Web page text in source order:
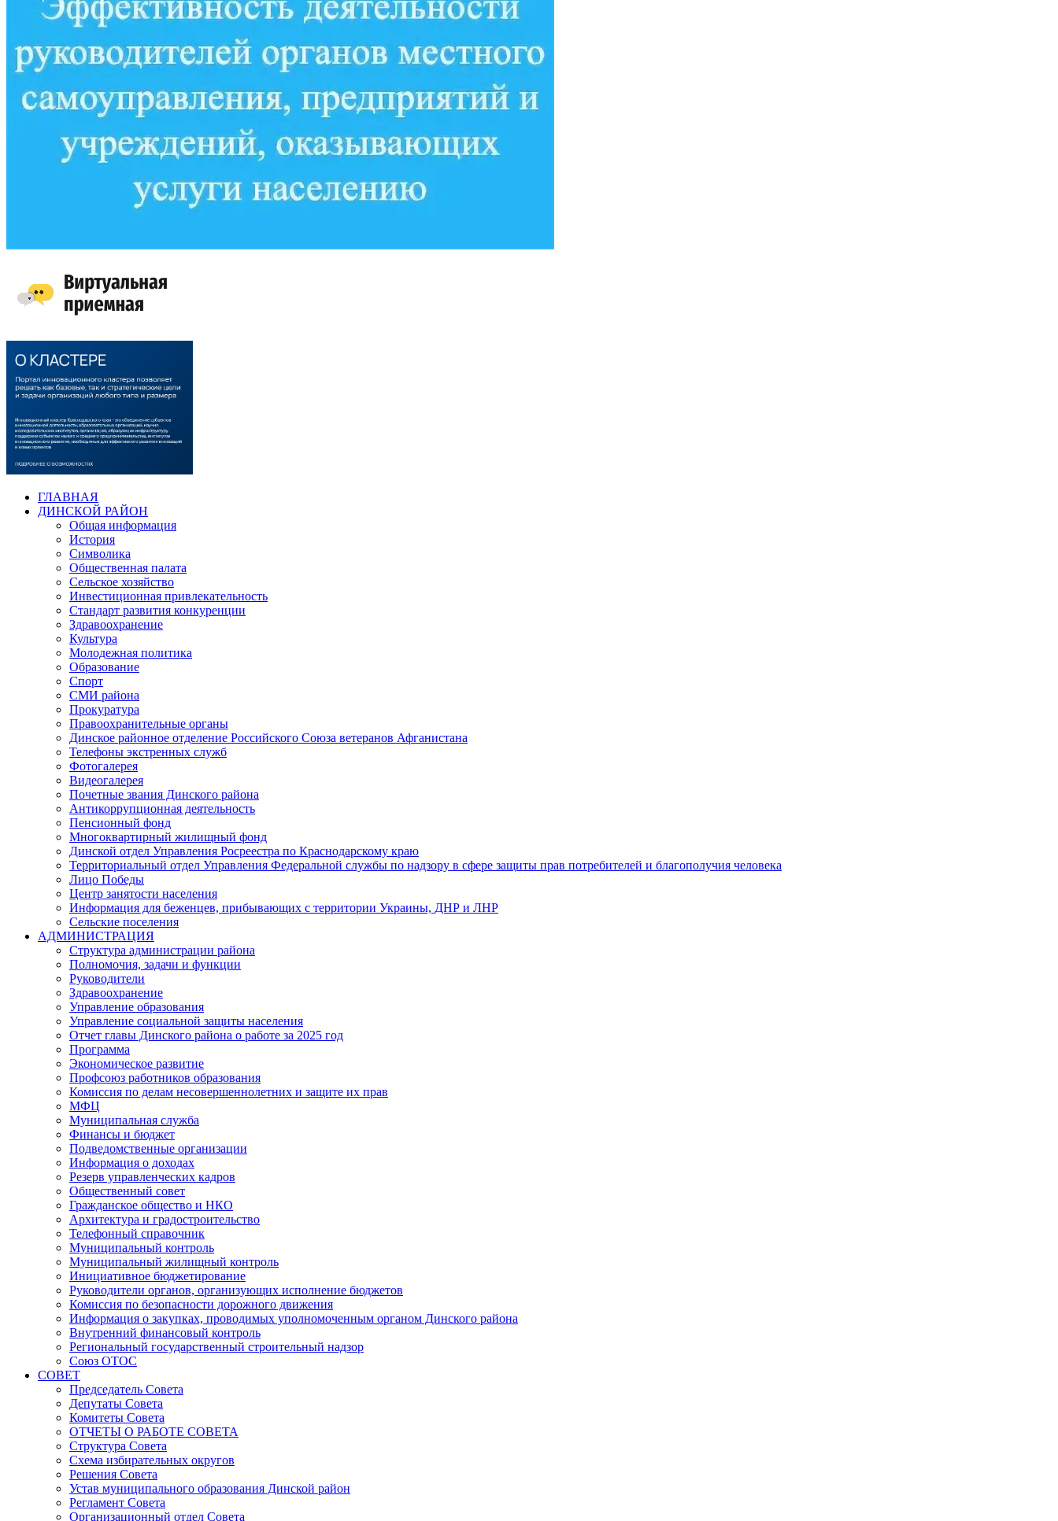
ГЛАВНАЯ
ДИНСКОЙ РАЙОН
Общая информация
История
Символика
Общественная палата
Сельское хозяйство
Инвестиционная привлекательность
Стандарт развития конкуренции
Здравоохранение
Культура
Молодежная политика
Образование
Спорт
СМИ района
Прокуратура
Правоохранительные органы
Динское районное отделение Российского Союза ветеранов Афганистана
Телефоны экстренных служб
Фотогалерея
Видеогалерея
Почетные звания Динского района
Антикоррупционная деятельность
Пенсионный фонд
Многоквартирный жилищный фонд
Динской отдел Управления Росреестра по Краснодарскому краю
Территориальный отдел Управления Федеральной службы по надзору в сфере защиты прав потребителей и благополучия человека
Лицо Победы
Центр занятости населения
Информация для беженцев, прибывающих с территории Украины, ДНР и ЛНР
Сельские поселения
АДМИНИСТРАЦИЯ
Структура администрации района
Полномочия, задачи и функции
Руководители
Здравоохранение
Управление образования
Управление социальной защиты населения
Отчет главы Динского района о работе за 2025 год
Программа
Экономическое развитие
Профсоюз работников образования
Комиссия по делам несовершеннолетних и защите их прав
МФЦ
Муниципальная служба
Финансы и бюджет
Подведомственные организации
Информация о доходах
Резерв управленческих кадров
Общественный совет
Гражданское общество и НКО
Архитектура и градостроительство
Телефонный справочник
Муниципальный контроль
Муниципальный жилищный контроль
Инициативное бюджетирование
Руководители органов, организующих исполнение бюджетов
Комиссия по безопасности дорожного движения
Информация о закупках, проводимых уполномоченным органом Динского района
Внутренний финансовый контроль
Региональный государственный строительный надзор
Союз ОТОС
СОВЕТ
Председатель Совета
Депутаты Совета
Комитеты Совета
ОТЧЕТЫ О РАБОТЕ СОВЕТА
Структура Совета
Схема избирательных округов
Решения Совета
Устав муниципального образования Динской район
Регламент Совета
Организационный отдел Совета